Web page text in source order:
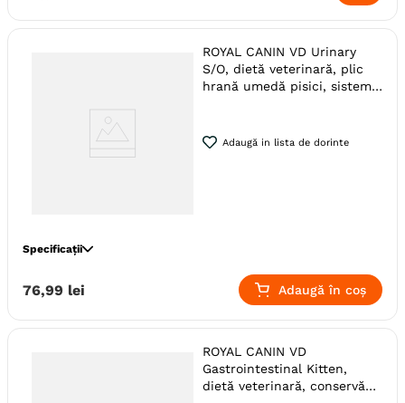
ROYAL CANIN VD Urinary
S/O, dietă veterinară, plic
hrană umedă pisici, sistem
Adaugă in lista de dorinte
Specificații
Varsta
Super-Premium
Monoproteic
Nu
Pate
Sistem Urinar
76,99 lei Adaugă în coș
ROYAL CANIN VD
Gastrointestinal Kitten,
dietă veterinară, conservă